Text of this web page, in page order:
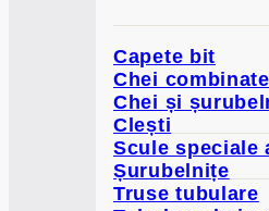
Capete bit
Chei
Chei și
Clești
Scule speciale
Șurubelnițe
Truse tubulare